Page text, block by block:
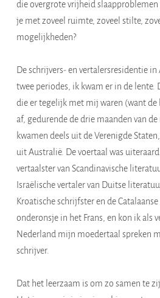
die overgrote vrijheid
je met zoveel ruimte, zoveel stilte,
mogelijkheden?
De schrijvers- en vertalersresidentie
twee periodes, ik kwam er in de lente.
die er tegelijk met mij waren (want de
af, gedurende de drie maanden van
kwamen deels uit de Verenigde
uit Australië. De voertaal was
vertaalster van Scandinavische
Israëlische vertaler van Duitse
Kroatische schrijfster en de
onderonsje in het Frans, en kon ik als
Nederland mijn moedertaal spreken
schrijver.
Dat het leerzaam is om zo samen te